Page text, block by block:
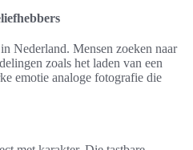
Nederland. Mensen zoeken naar
zoals het laden van een
emotie analoge fotografie die